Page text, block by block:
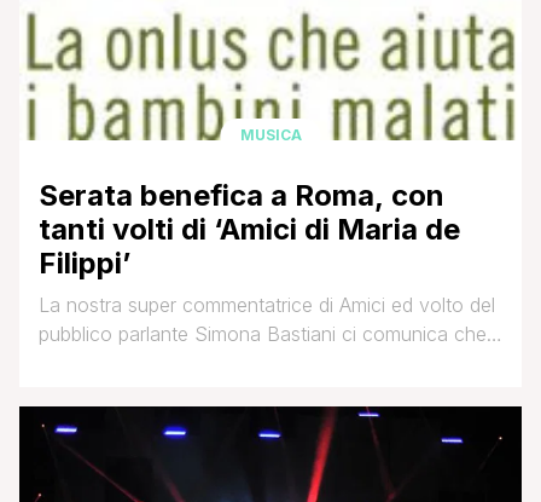
MUSICA
Serata benefica a Roma, con
tanti volti di ‘Amici di Maria de
Filippi’
La nostra super commentatrice di Amici ed volto del
pubblico parlante Simona Bastiani ci comunica che
presso l'Auditorium GSM in Via Portuense 741 a
Roma ci sarà una serata a scopo benefico con
l'intento di unire lo spettacolo alla raccolta fondi. La